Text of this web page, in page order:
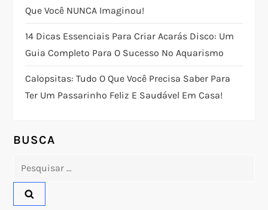
o
d
e
P
t
Que Você NUNCA Imaginou!
14 Dicas Essenciais Para Criar Acarás Disco: Um
Guia Completo Para O Sucesso No Aquarismo
Calopsitas: Tudo O Que Você Precisa Saber Para
Ter Um Passarinho Feliz E Saudável Em Casa!
BUSCA
Pesquisar